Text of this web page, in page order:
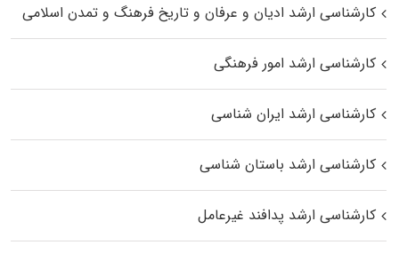
کارشناسی ارشد ادیان و عرفان و تاریخ فرهنگ و تمدن اسلامی
کارشناسی ارشد امور فرهنگی
کارشناسی ارشد ایران شناسی
کارشناسی ارشد باستان شناسی
کارشناسی ارشد پدافند غیرعامل